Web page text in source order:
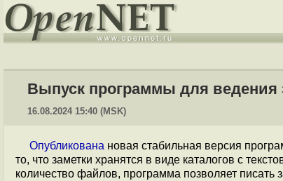
Выпуск программы для ведения
16.08.2024 15:40 (MSK)
Опубликована новая стабильная версия
то, что заметки хранятся в виде каталогов с
количество файлов, программа позволяет писать